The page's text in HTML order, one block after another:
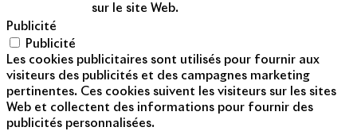
sur le site Web.
Publicité
Publicité
Les cookies publicitaires sont utilisés pour fournir aux
visiteurs des publicités et des campagnes marketing
pertinentes. Ces cookies suivent les visiteurs sur les sites
Web et collectent des informations pour fournir des
publicités personnalisées.